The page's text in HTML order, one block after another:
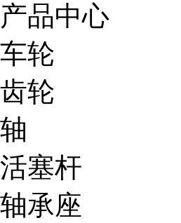
产品中心
车轮
齿轮
轴
活塞杆
轴承座